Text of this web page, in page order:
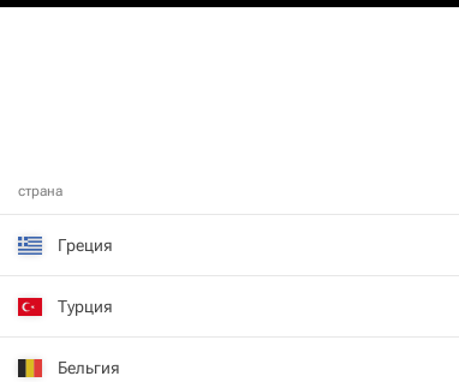
страна
Греция
Турция
Бельгия